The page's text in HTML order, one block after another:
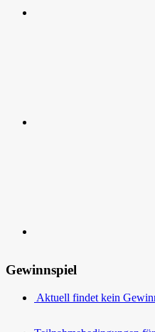
Gewinnspiel
Aktuell findet kein